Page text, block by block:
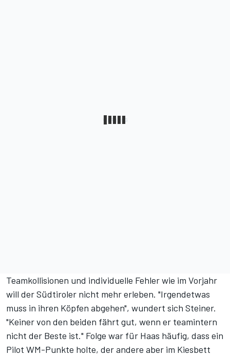
Teamkollisionen und individuelle Fehler wie im Vorjahr
will der Südtiroler nicht mehr erleben. "Irgendetwas
muss in ihren Köpfen abgehen", wundert sich Steiner.
"Keiner von den beiden fährt gut, wenn er teamintern
nicht der Beste ist." Folge war für Haas häufig, dass ein
Pilot WM-Punkte holte, der andere aber im Kiesbett